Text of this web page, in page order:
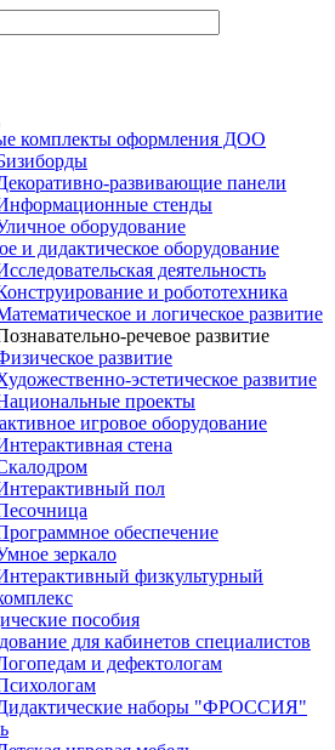
комплекты оформления ДОО
развивающие панели
стенды
оборудование
и дидактическое оборудование
деятельность
и робототехника
и логическое развитие
речевое развитие
развитие
эстетическое развитие
проекты
игровое оборудование
стена
пол
обеспечение
зеркало
физкультурный
пособия
для кабинетов специалистов
и дефектологам
наборы "ФРОССИЯ"